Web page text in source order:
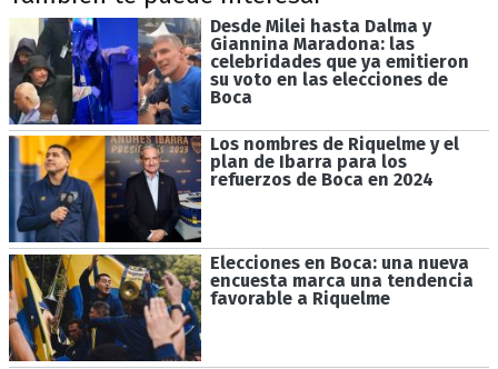
Desde Milei hasta Dalma y
Giannina Maradona: las
celebridades que ya emitieron
su voto en las elecciones de
Boca
Los nombres de Riquelme y el
plan de Ibarra para los
refuerzos de Boca en 2024
Elecciones en Boca: una nueva
encuesta marca una tendencia
favorable a Riquelme